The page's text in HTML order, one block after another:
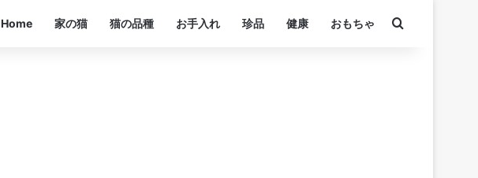
Home 家の猫 猫の品種 お手入れ 珍品 健康 おもちゃ 検索する